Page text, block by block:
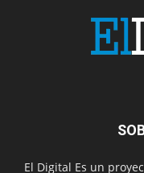
El Digital Es un